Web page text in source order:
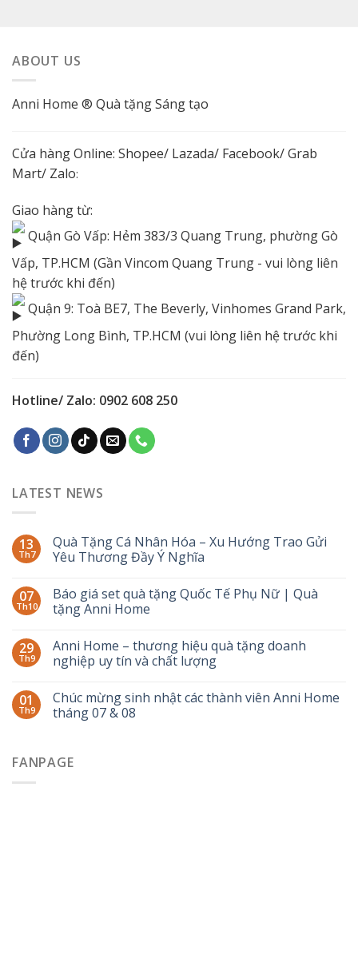
ABOUT US
Anni Home ® Quà tặng Sáng tạo
Cửa hàng Online: Shopee/ Lazada/ Facebook/ Grab
Mart/ Zalo:
Giao hàng từ:
Quận Gò Vấp: Hẻm 383/3 Quang Trung, phường Gò
Vấp, TP.HCM (Gần Vincom Quang Trung - vui lòng liên
hệ trước khi đến)
Quận 9: Toà BE7, The Beverly, Vinhomes Grand Park,
Phường Long Bình, TP.HCM (vui lòng liên hệ trước khi
đến)
Hotline/ Zalo: 0902 608 250
LATEST NEWS
13
Th7
Quà Tặng Cá Nhân Hóa – Xu Hướng Trao Gửi
Yêu Thương Đầy Ý Nghĩa
07
Th10
Báo giá set quà tặng Quốc Tế Phụ Nữ | Quà
tặng Anni Home
29
Th9
Anni Home – thương hiệu quà tặng doanh
nghiệp uy tín và chất lượng
01
Th9
Chúc mừng sinh nhật các thành viên Anni Home
tháng 07 & 08
FANPAGE